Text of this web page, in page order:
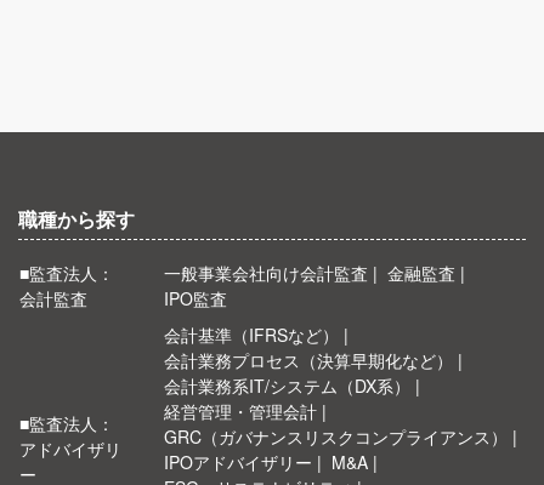
職種から探す
■監査法人：
会計監査
一般事業会社向け会計監査
金融監査
IPO監査
■監査法人：
アドバイザリ
ー
会計基準（IFRSなど）
会計業務プロセス（決算早期化など）
会計業務系IT/システム（DX系）
経営管理・管理会計
GRC（ガバナンスリスクコンプライアンス）
IPOアドバイザリー
M&A